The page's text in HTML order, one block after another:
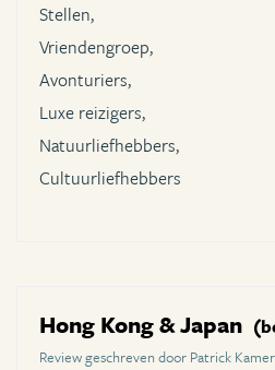
Stellen,
Vriendengroep,
Avonturiers,
Luxe reizigers,
Natuurliefhebbers,
Cultuurliefhebbers
Hong Kong & Japan
Review geschreven door Patrick